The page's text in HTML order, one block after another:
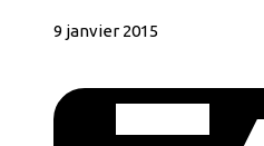
9 janvier 2015